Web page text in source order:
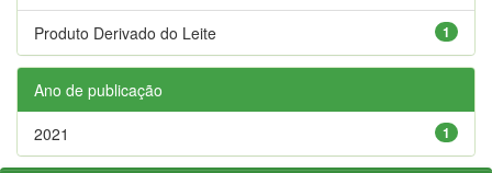
1
Produto Derivado do Leite
Ano de publicação
1
2021